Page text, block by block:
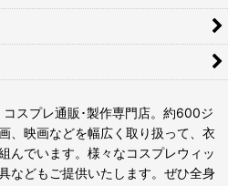
スプレ通販･製作専門店。約600ジ
、映画などを幅広く取り扱って、衣
んでいます。様々なコスプレウィッ
などもご提供いたします。ぜひ全身